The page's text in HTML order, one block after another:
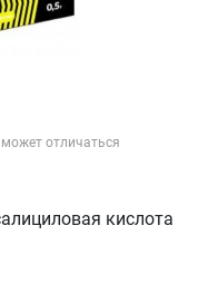
отличаться
кислота